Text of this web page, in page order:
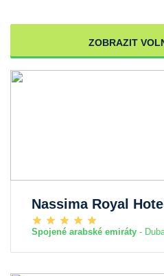
ZOBRAZIT
Nassima Royal Hotel
Spojené arabské emiráty -